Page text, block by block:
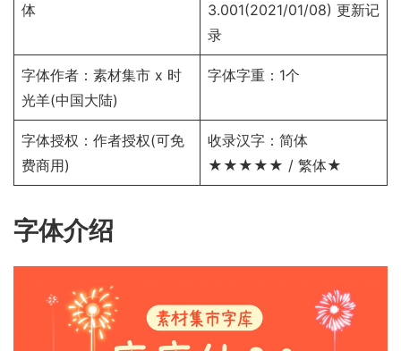
体
3.001(2021/01/08) 更新记
录
字体作者：素材集市 x 时
光羊(中国大陆)
字体字重：1个
字体授权： 作者授权(可免
费商用)
收录汉字：简体
★★★★★ / 繁体★
字体介绍